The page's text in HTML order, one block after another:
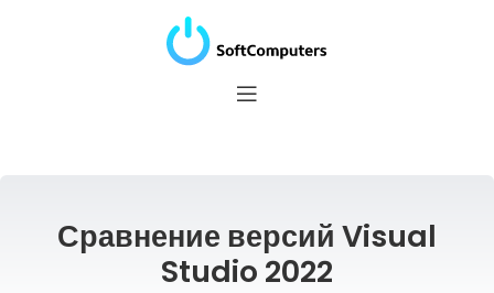
Сравнение версий Visual
Studio 2022